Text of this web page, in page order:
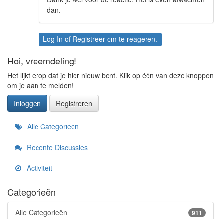
dan.
Log In of Registreer om te reageren.
Hoi, vreemdeling!
Het lijkt erop dat je hier nieuw bent. Klik op één van deze knoppen
om je aan te melden!
Inloggen
Registreren
Snelkoppelingen
Alle Categorieën
Recente Discussies
Activiteit
Categorieën
911
Alle Categorieën